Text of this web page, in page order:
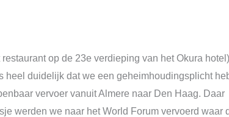
op de 23e verdieping van het Okura
heel duidelijk dat we een geheimhoudingsplicht
vervoer vanuit Almere naar Den Haag. Daar
werden we naar het World Forum vervoerd waar